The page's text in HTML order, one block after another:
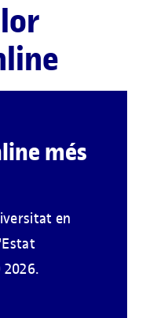
més
en
2026.